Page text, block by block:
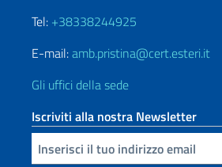
Tel: +38338244925
E-mail:amb.pristina@cert.esteri.it
Gli uffici della sede
Iscriviti alla nostra Newsletter
Inserisci la tua email